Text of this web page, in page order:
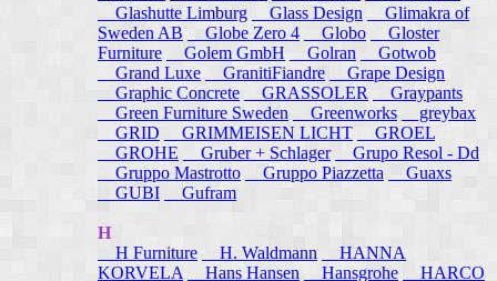
Glashutte Limburg
Glass Design
Glimakra of
Sweden AB
Globe Zero 4 Globo
Gloster
Furniture
Golem GmbH Golran
Gotwob
Grand Luxe
GranitiFiandre
Grape Design
Graphic Concrete
GRASSOLER
Graypants
Green Furniture Sweden
Greenworks
greybax
GRID
GRIMMEISEN LICHT
GROEL
GROHE
Gruber + Schlager
Grupo Resol - Dd
Gruppo Mastrotto
Gruppo Piazzetta
Guaxs
GUBI
Gufram
H
H Furniture
H. Waldmann
HANNA
KORVELA
Hans Hansen Hansgrohe HARCO